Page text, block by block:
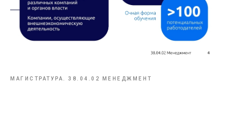
МАГИСТРАТУРА. 38.04.02 МЕНЕДЖМЕНТ